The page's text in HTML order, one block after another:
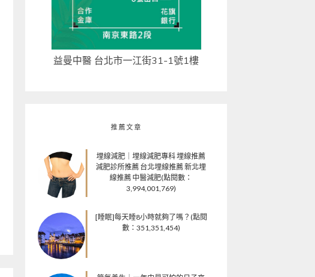
益曼中醫 台北市一江街31-1號1樓
推薦文章
埋線減肥｜埋線減肥專科 埋線推薦
減肥診所推薦 台北埋線推薦 新北埋
線推薦 中醫減肥(點閱數：
3,994,001,769)
[睡眠]每天睡8小時就夠了嗎？(點閱
數：351,351,454)